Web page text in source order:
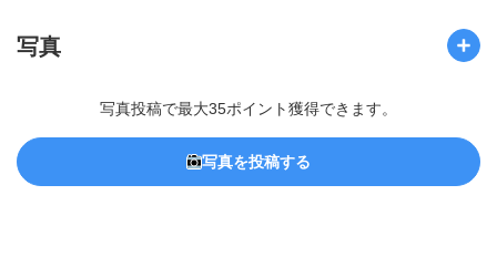
写真
写真投稿で最大35ポイント獲得できます。
写真を投稿する